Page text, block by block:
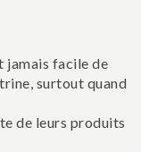
jamais facile de
surtout quand
de leurs produits